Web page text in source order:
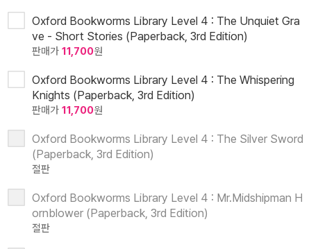
Oxford Bookworms Library Level 4 : The Unquiet Gra
ve - Short Stories (Paperback, 3rd Edition)
판매가 11,700원
Oxford Bookworms Library Level 4 : The Whispering
Knights (Paperback, 3rd Edition)
판매가 11,700원
Oxford Bookworms Library Level 4 : The Silver Sword
(Paperback, 3rd Edition)
절판
Oxford Bookworms Library Level 4 : Mr.Midshipman H
ornblower (Paperback, 3rd Edition)
절판